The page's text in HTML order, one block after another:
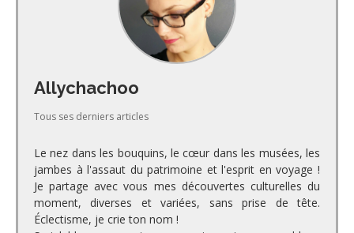
Allychachoo
Tous ses derniers articles
Le nez dans les bouquins, le cœur dans les musées, les
jambes à l'assaut du patrimoine et l'esprit en voyage !
Je partage avec vous mes découvertes culturelles du
moment, diverses et variées, sans prise de tête.
Éclectisme, je crie ton nom !